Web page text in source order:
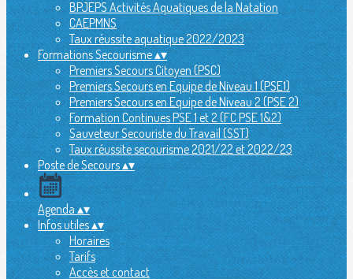
BPJEPS Activités Aquatiques de la Natation
CAEPMNS
Taux réussite aquatique 2022/2023
Formations Secourisme▴▾
Premiers Secours Citoyen (PSC)
Premiers Secours en Equipe de Niveau 1 (PSE1)
Premiers Secours en Equipe de Niveau 2 (PSE 2)
Formation Continues PSE 1 et 2 (FC PSE 1&2)
Sauveteur Secouriste du Travail (SST)
Taux réussite secourisme 2021/22 et 2022/23
Poste de Secours▴▾
Agenda▴▾
Infos utiles▴▾
Horaires
Tarifs
Accès et contact